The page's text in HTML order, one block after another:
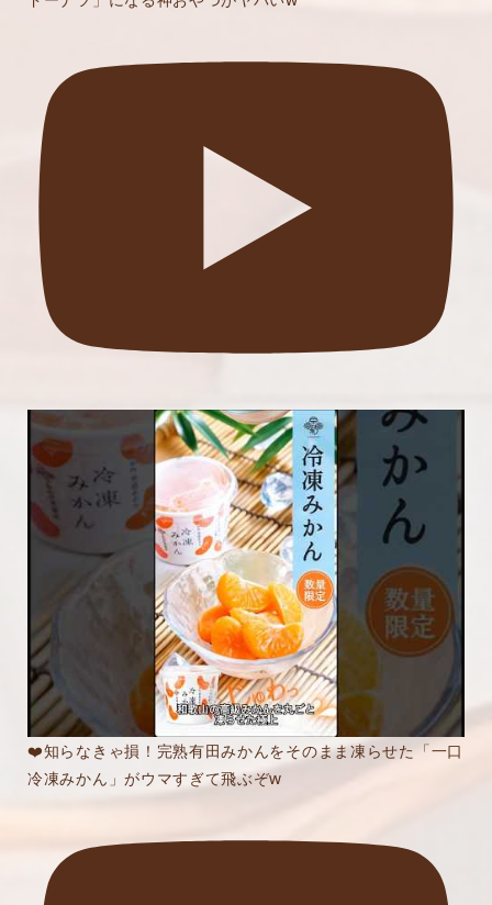
❤️知らなきゃ損！完熟有田みかんをそのまま凍らせた「一口
冷凍みかん」がウマすぎて飛ぶぞw